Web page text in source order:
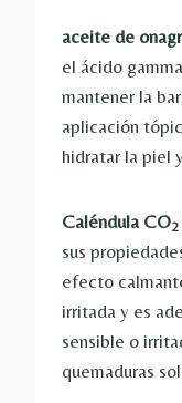
aceite de
el ácido
mantener la
aplicación
hidratar la piel
Caléndula CO2
sus
efecto
irritada y es
sensible o
quemaduras